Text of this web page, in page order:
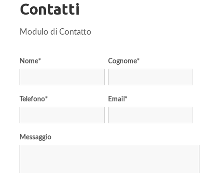
Contatti
Modulo di Contatto
Nome* Cognome*
Telefono* Email *
Messaggio